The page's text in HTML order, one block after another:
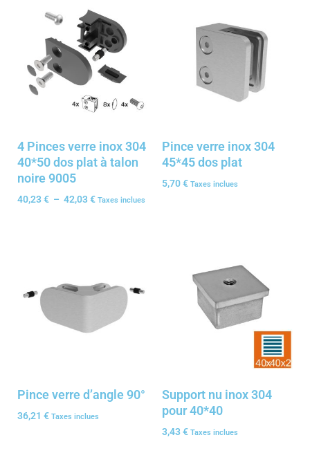
4 Pinces verre inox 304
40*50 dos plat à talon
noire 9005
40,23€ – 42,03€ Taxes inclues
Pince verre inox 304
45*45 dos plat
5,70€ Taxes inclues
Pince verre d’angle 90°
36,21 € Taxes inclues
Support nu inox 304
pour 40*40
3,43€ Taxes inclues